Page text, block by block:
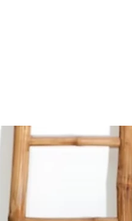
SPALLA LARGA